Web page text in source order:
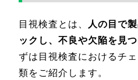
目視検査とは、
人の目で
ックし、不良や欠陥を見
ずは目視検査におけるチ
類をご紹介します。